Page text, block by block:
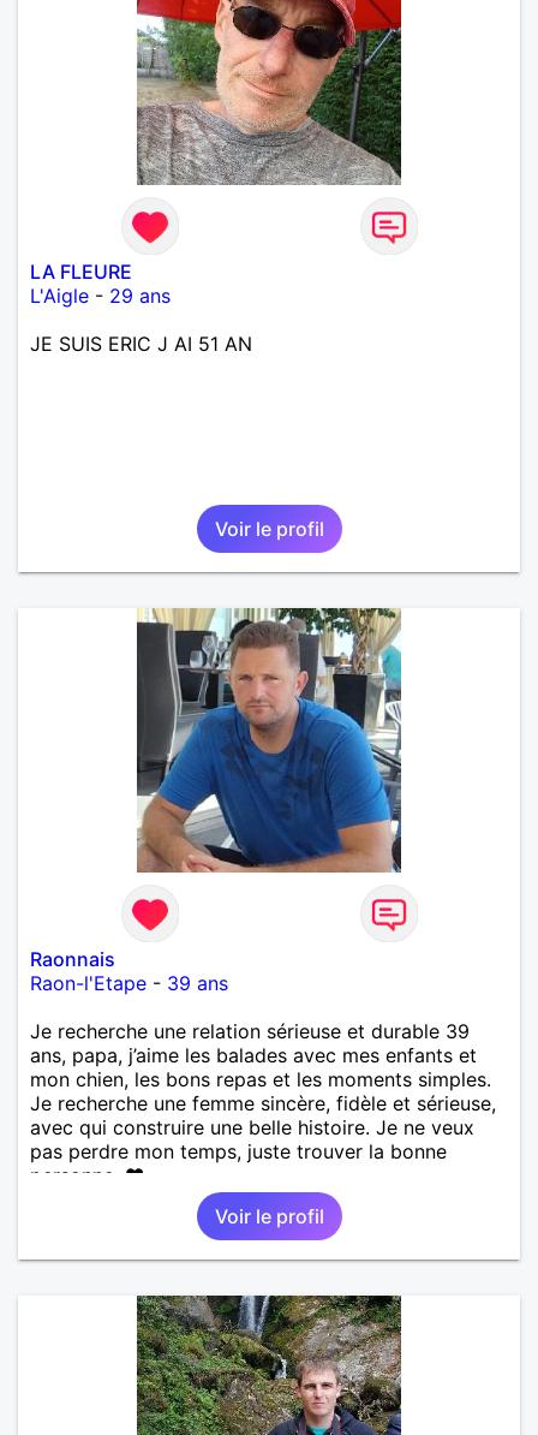
LA FLEURE
L'Aigle - 29 ans
JE SUIS ERIC J AI 51 AN
Voir le profil
Raonnais
Raon-l'Etape - 39 ans
Je recherche une relation sérieuse et durable 39
ans, papa, j’aime les balades avec mes enfants et
mon chien, les bons repas et les moments simples.
Je recherche une femme sincère, fidèle et sérieuse,
avec qui construire une belle histoire. Je ne veux
pas perdre mon temps, juste trouver la bonne
personne. ❤️
Voir le profil